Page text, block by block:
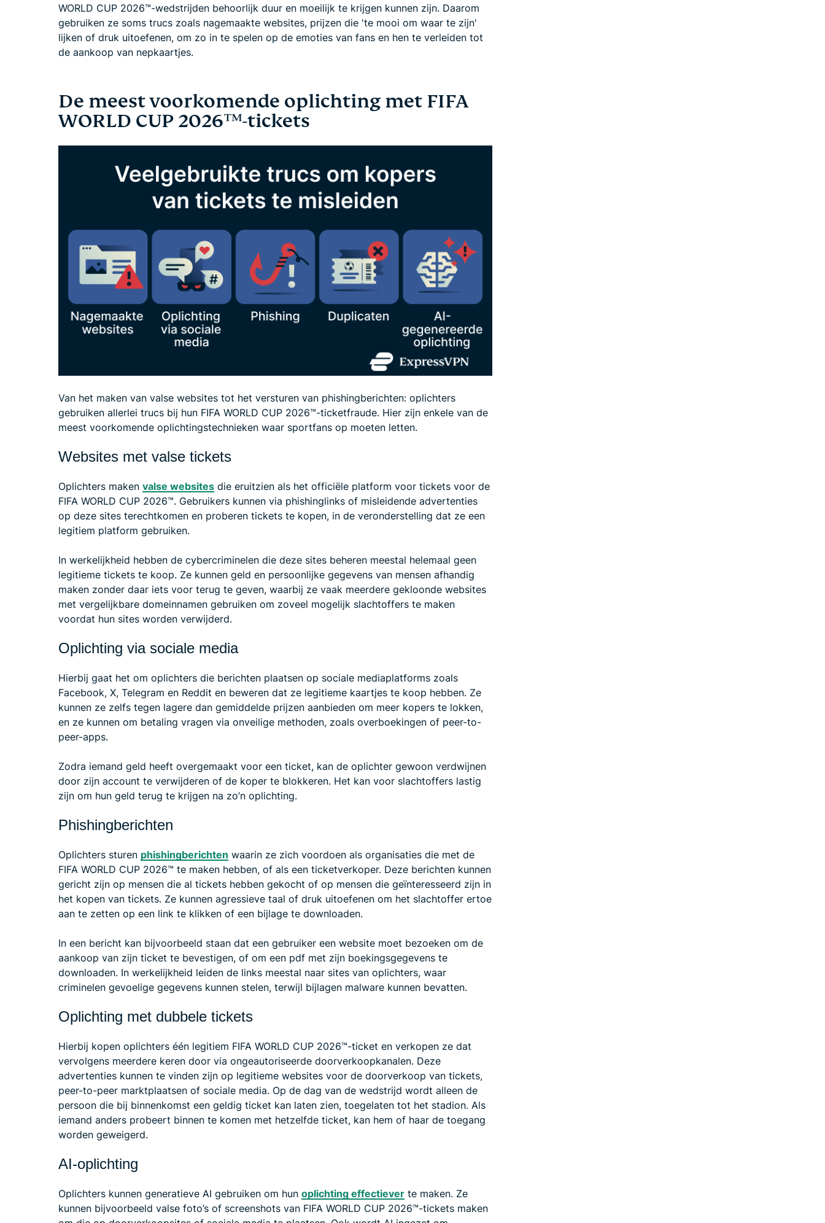
WORLD CUP 2026™-wedstrijden behoorlijk duur en moeilijk te krijgen kunnen zijn. Daarom
gebruiken ze soms trucs zoals nagemaakte websites, prijzen die 'te mooi om waar te zijn'
lijken of druk uitoefenen, om zo in te spelen op de emoties van fans en hen te verleiden tot
de aankoop van nepkaartjes.
De meest voorkomende oplichting met FIFA
WORLD CUP 2026™-tickets
Van het maken van valse websites tot het versturen van phishingberichten: oplichters
gebruiken allerlei trucs bij hun FIFA WORLD CUP 2026™-ticketfraude. Hier zijn enkele van de
meest voorkomende oplichtingstechnieken waar sportfans op moeten letten.
Websites met valse tickets
Oplichters maken valse websites die eruitzien als het officiële platform voor tickets voor de
FIFA WORLD CUP 2026™. Gebruikers kunnen via phishinglinks of misleidende advertenties
op deze sites terechtkomen en proberen tickets te kopen, in de veronderstelling dat ze een
legitiem platform gebruiken.
In werkelijkheid hebben de cybercriminelen die deze sites beheren meestal helemaal geen
legitieme tickets te koop. Ze kunnen geld en persoonlijke gegevens van mensen afhandig
maken zonder daar iets voor terug te geven, waarbij ze vaak meerdere gekloonde websites
met vergelijkbare domeinnamen gebruiken om zoveel mogelijk slachtoffers te maken
voordat hun sites worden verwijderd.
Oplichting via sociale media
Hierbij gaat het om oplichters die berichten plaatsen op sociale mediaplatforms zoals
Facebook, X, Telegram en Reddit en beweren dat ze legitieme kaartjes te koop hebben. Ze
kunnen ze zelfs tegen lagere dan gemiddelde prijzen aanbieden om meer kopers te lokken,
en ze kunnen om betaling vragen via onveilige methoden, zoals overboekingen of peer-to-
peer-apps.
Zodra iemand geld heeft overgemaakt voor een ticket, kan de oplichter gewoon verdwijnen
door zijn account te verwijderen of de koper te blokkeren. Het kan voor slachtoffers lastig
zijn om hun geld terug te krijgen na zo’n oplichting.
Phishingberichten
Oplichters sturen phishingberichten waarin ze zich voordoen als organisaties die met de
FIFA WORLD CUP 2026™ te maken hebben, of als een ticketverkoper. Deze berichten kunnen
gericht zijn op mensen die al tickets hebben gekocht of op mensen die geïnteresseerd zijn in
het kopen van tickets. Ze kunnen agressieve taal of druk uitoefenen om het slachtoffer ertoe
aan te zetten op een link te klikken of een bijlage te downloaden.
In een bericht kan bijvoorbeeld staan dat een gebruiker een website moet bezoeken om de
aankoop van zijn ticket te bevestigen, of om een pdf met zijn boekingsgegevens te
downloaden. In werkelijkheid leiden de links meestal naar sites van oplichters, waar
criminelen gevoelige gegevens kunnen stelen, terwijl bijlagen malware kunnen bevatten.
Oplichting met dubbele tickets
Hierbij kopen oplichters één legitiem FIFA WORLD CUP 2026™-ticket en verkopen ze dat
vervolgens meerdere keren door via ongeautoriseerde doorverkoopkanalen. Deze
advertenties kunnen te vinden zijn op legitieme websites voor de doorverkoop van tickets,
peer-to-peer marktplaatsen of sociale media. Op de dag van de wedstrijd wordt alleen de
persoon die bij binnenkomst een geldig ticket kan laten zien, toegelaten tot het stadion. Als
iemand anders probeert binnen te komen met hetzelfde ticket, kan hem of haar de toegang
worden geweigerd.
AI-oplichting
Oplichters kunnen generatieve AI gebruiken om hun oplichting effectiever te maken. Ze
kunnen bijvoorbeeld valse foto’s of screenshots van FIFA WORLD CUP 2026™-tickets maken